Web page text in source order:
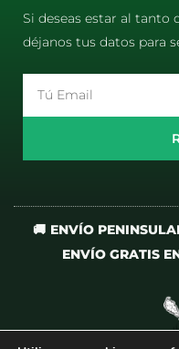
Si deseas estar al tanto
déjanos tus datos para
🚚 ENVÍO
ENVÍO GRATIS